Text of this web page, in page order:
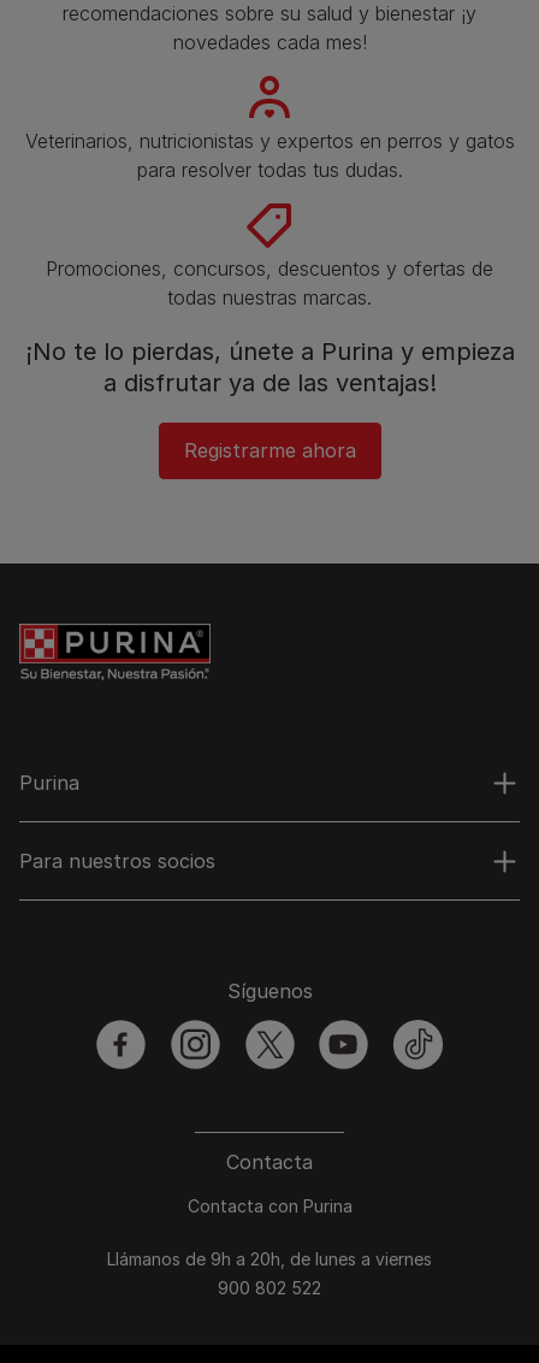
recomendaciones sobre su salud y bienestar ¡y
novedades cada mes!
Veterinarios, nutricionistas y expertos en perros y gatos
para resolver todas tus dudas.​
Promociones, concursos, descuentos y ofertas de
todas nuestras marcas.​
¡No te lo pierdas, únete a Purina y empieza
a disfrutar ya de las ventajas!​
Registrarme ahora
Purina
Para nuestros socios
Contacta
Contacta con Purina
Llámanos de 9h a 20h, de lunes a viernes
900 802 522
Síguenos
facebookinstagramtwitter youtubetiktok